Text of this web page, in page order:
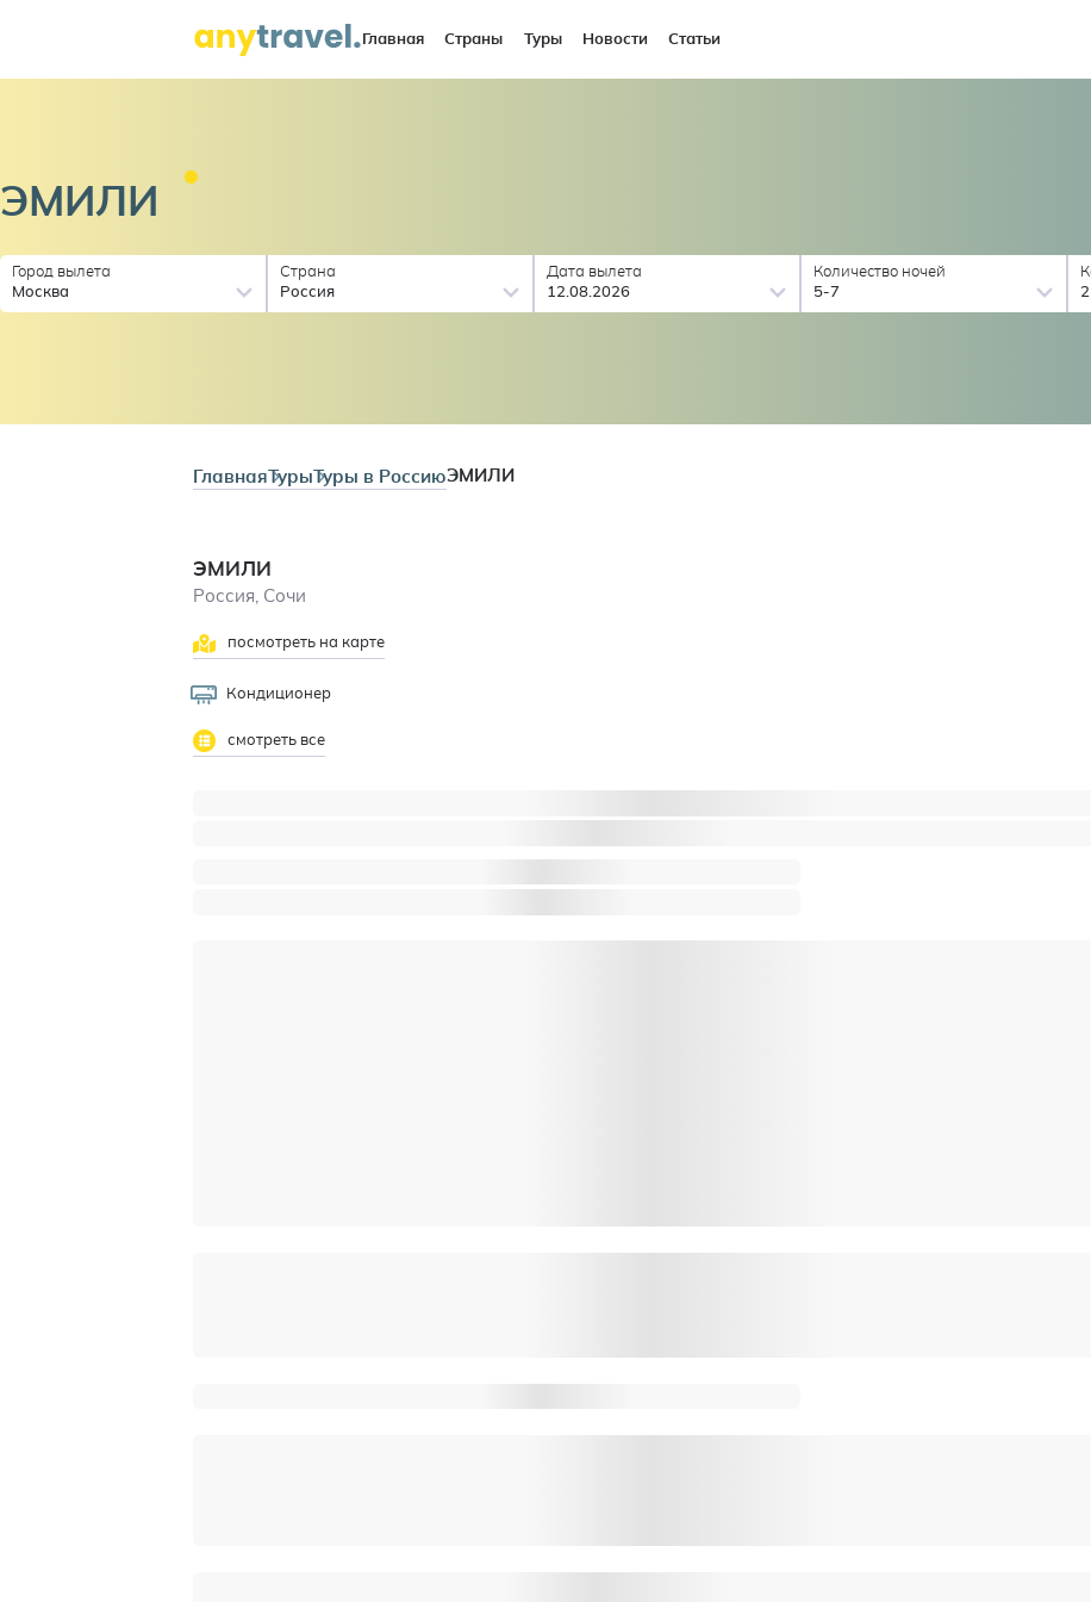
Главная Страны Туры Новости Статьи
ЭМИЛИ
Город вылета
Москва
Страна
Россия
Дата вылета
12.08.2026
Количество ночей
5-7
ГлавнаяТурыТуры в РоссиюЭМИЛИ
ЭМИЛИ
Россия, Сочи
посмотреть на карте
Кондиционер
смотреть все